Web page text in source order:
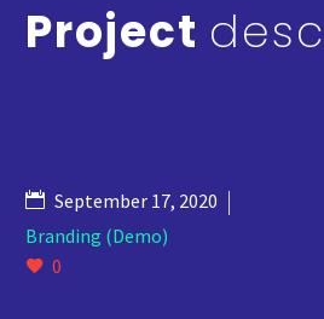
Project
September 17, 2020
Branding (Demo)
0